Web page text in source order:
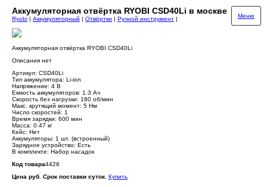
Аккумуляторная отвёртка RYOBI CSD40Li в москве
Меню
Ryobi | Аккумуляторный | Отвёртки | Ручной инструмент |
Аккумуляторная отвёртка RYOBI CSD40Li
Описания нет
Артикул: CSD40Li
Тип аккумулятора: Li-ion
Напряжение: 4 В
Емкость аккумуляторов: 1.3 Ач
Скорость без нагрузки: 180 об/мин
Макс. крутящий момент: 5 Нм
Число скоростей: 1
Время зарядки: 600 мин
Масса: 0.47 кг
Кейс: Нет
Аккумуляторы: 1 шт. (встроенный)
Зарядное устройство: Есть
В комплекте: Набор насадок
Код товара4426
Цена руб. Срок поставки суток. Купить